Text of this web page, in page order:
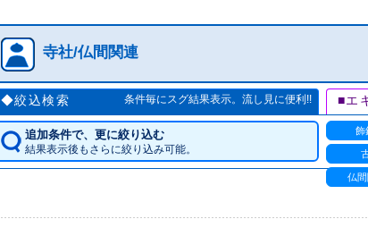
寺社/仏間関連
◆絞込検索 条件毎にスグ結果表示。流し見に便利!! ■エ
追加条件で、更に絞り込む
結果表示後もさらに絞り込み可能。
飾
仏